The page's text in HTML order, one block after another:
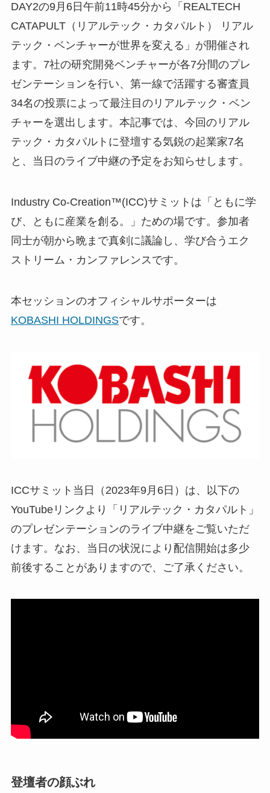
DAY2の9月6日午前11時45分から「REALTECH
CATAPULT（リアルテック・カタパルト） リアル
テック・ベンチャーが世界を変える」が開催され
ます。7社の研究開発ベンチャーが各7分間のプレ
ゼンテーションを行い、第一線で活躍する審査員
34名の投票によって最注目のリアルテック・ベン
チャーを選出します。本記事では、今回のリアル
テック・カタパルトに登壇する気鋭の起業家7名
と、当日のライブ中継の予定をお知らせします。
Industry Co­-Creation™(ICC)サミットは「ともに学
び、ともに産業を創る。」ための場です。参加者
同士が朝から晩まで真剣に議論し、学び合うエク
ストリーム・カンファレンスです。
本セッションのオフィシャルサポーターは
KOBASHI HOLDINGSです。
ICCサミット当日（2023年9月6日）は、以下の
YouTubeリンクより「リアルテック・カタパルト」
のプレゼンテーションのライブ中継をご覧いただ
けます。なお、当日の状況により配信開始は多少
前後することがありますので、ご了承ください。
登壇者の顔ぶれ